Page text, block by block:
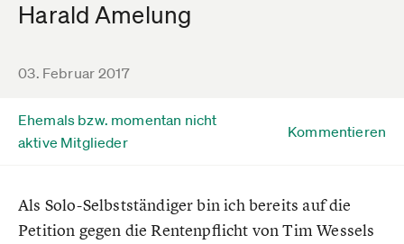
Harald Amelung
03. Februar 2017
Ehemals bzw. momentan nicht
aktive Mitglieder
Kommentieren
Als Solo-Selbstständiger bin ich bereits auf die
Petition gegen die Rentenpflicht von Tim Wessels